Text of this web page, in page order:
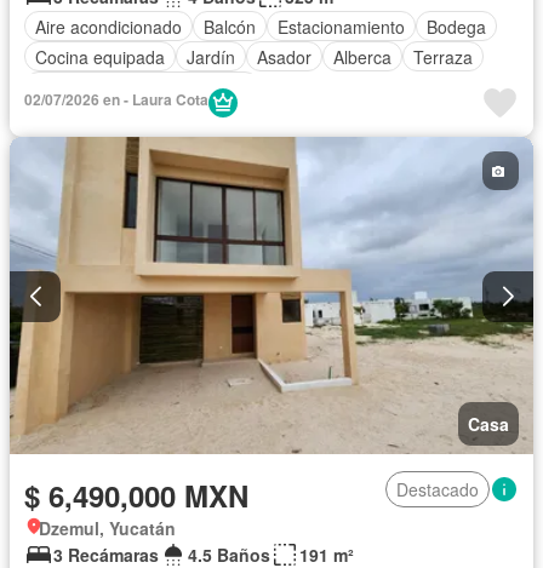
Aire acondicionado
Balcón Estacionamiento
Bodega
Cocina equipada
Jardín Asador Alberca
Terraza
Completamente amueblado
02/07/2026 en - Laura Cota
Casa
$ 6,490,000 MXN
Destacado
Dzemul, Yucatán
3 Recámaras
4.5 Baños
191 m²